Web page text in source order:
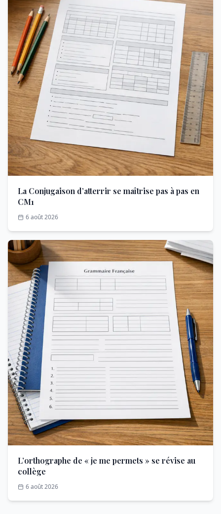
La Conjugaison d’atterrir se maîtrise pas à pas en
CM1
6 août 2026
L’orthographe de « je me permets » se révise au
collège
6 août 2026